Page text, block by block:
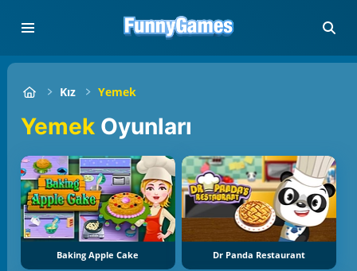
Kız Yemek
Yemek Oyunları
Baking Apple Cake Dr Panda Restaurant